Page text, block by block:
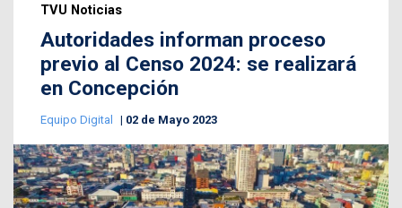
TVU Noticias
Autoridades informan proceso
previo al Censo 2024: se realizará
en Concepción
Equipo Digital 02 de Mayo 2023